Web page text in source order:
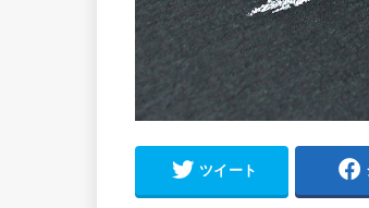
ツイート